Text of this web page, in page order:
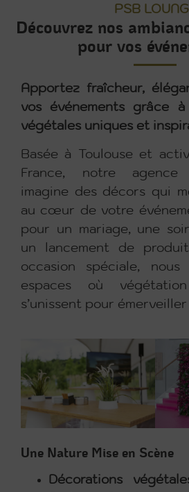
PSB
Découvrez nos
pour vos
Apportez fraîcheur,
vos événements grâce à
végétales uniques et
Basée à Toulouse et
France, notre agence
imagine des décors qui
au cœur de votre
pour un mariage, une
un lancement de
occasion spéciale, nous
espaces où
s’unissent pour
Une Nature Mise en Scène
Décorations